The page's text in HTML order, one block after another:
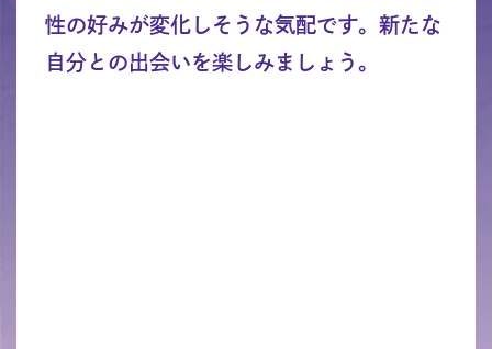
性の好みが変化しそうな気配です。新たな
自分との出会いを楽しみましょう。